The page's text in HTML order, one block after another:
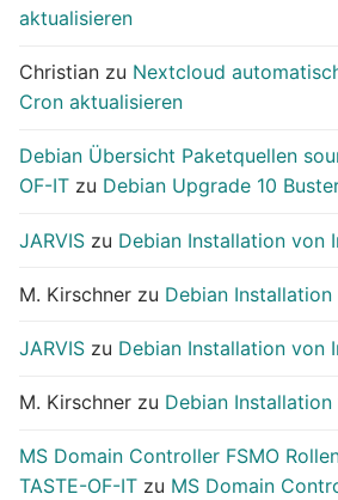
aktualisieren
Christian zu Nextcloud
Cron aktualisieren
Debian Übersicht Paketquellen
OF-IT zu Debian Upgrade 10
JARVIS zu Debian Installation von
M. Kirschner zu Debian
JARVIS zu Debian Installation von
M. Kirschner zu Debian
MS Domain Controller FSMO
TASTE-OF-IT zu MS Domain